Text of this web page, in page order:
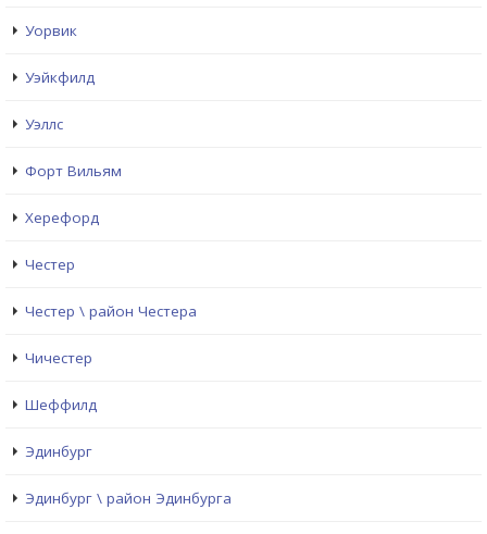
Уорвик
Уэйкфилд
Уэллс
Форт Вильям
Херефорд
Честер
Честер \ район Честера
Чичестер
Шеффилд
Эдинбург
Эдинбург \ район Эдинбурга